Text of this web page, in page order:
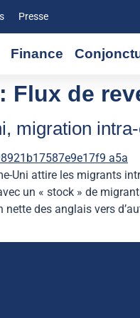
Presse
Finance
Flux de
migration
Uni attire les migrants
un « stock » de
nette des anglais vers